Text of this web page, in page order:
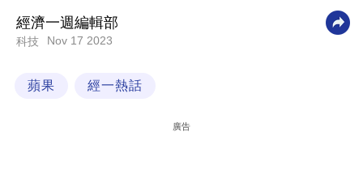
業
科
經濟一週編輯部
科技 Nov 17 2023
蘋果 經一熱話
廣告